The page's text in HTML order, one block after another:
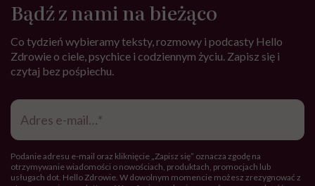
Bądź z nami na bieżąco
Co tydzień wybieramy teksty, rozmowy i podcasty Hello
Zdrowie o ciele, psychice i codziennym życiu. Zapisz się i
czytaj bez pośpiechu.
Adres
mail*
Podanie adresu e-mail oraz kliknięcie „Zapisz się” oznacza zgodę na
otrzymywanie wiadomości o nowościach, produktach, promocjach lub
usługach dot. Hello Zdrowie. W dowolnym momencie możesz zrezygnować z